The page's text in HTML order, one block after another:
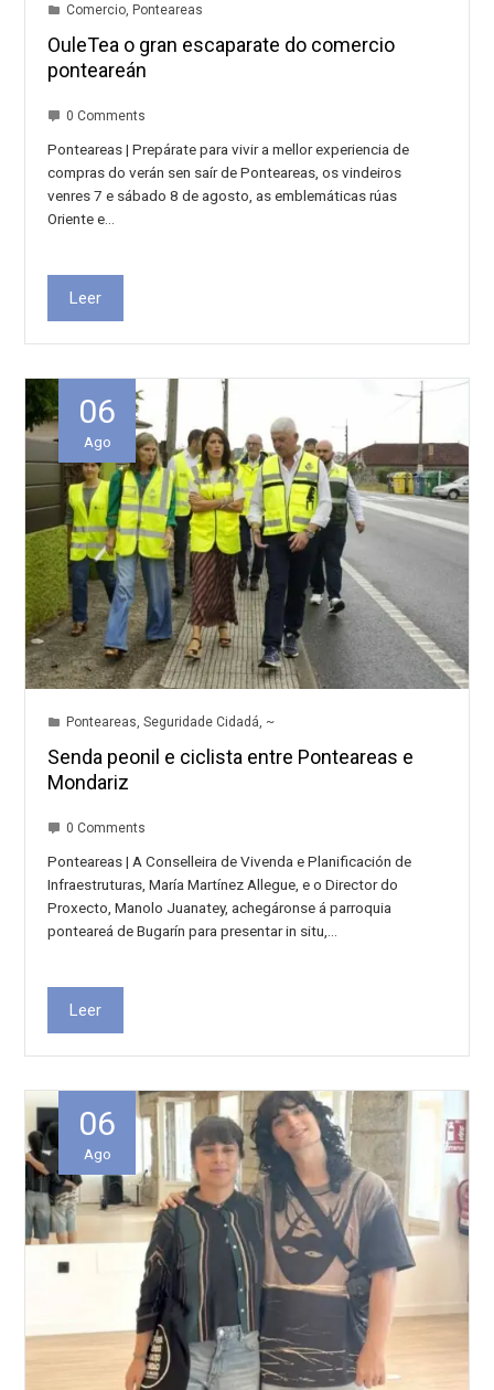
Comercio, Ponteareas
OuleTea o gran escaparate do comercio
ponteareán
0 Comments
Ponteareas | Prepárate para vivir a mellor experiencia de
compras do verán sen saír de Ponteareas, os vindeiros
venres 7 e sábado 8 de agosto, as emblemáticas rúas
Oriente e…
Leer
06
Ago
Ponteareas,Seguridade Cidadá, ~
Senda peonil e ciclista entre Ponteareas e
Mondariz
0 Comments
Ponteareas | A Conselleira de Vivenda e Planificación de
Infraestruturas, María Martínez Allegue, e o Director do
Proxecto, Manolo Juanatey, achegáronse á parroquia
ponteareá de Bugarín para presentar in situ,…
Leer
06
Ago